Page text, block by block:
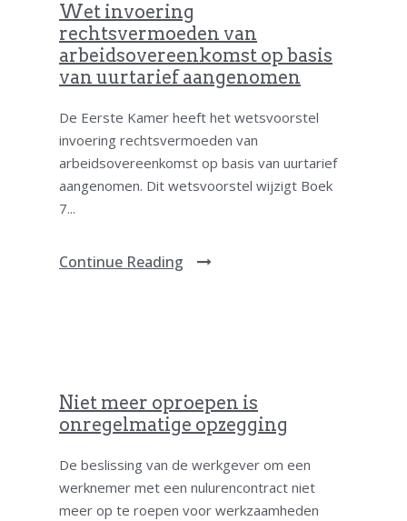
Wet invoering
rechtsvermoeden van
arbeidsovereenkomst op basis
van uurtarief aangenomen
De Eerste Kamer heeft het wetsvoorstel
invoering rechtsvermoeden van
arbeidsovereenkomst op basis van uurtarief
aangenomen. Dit wetsvoorstel wijzigt Boek
7...
Continue Reading
Niet meer oproepen is
onregelmatige opzegging
De beslissing van de werkgever om een
werknemer met een nulurencontract niet
meer op te roepen voor werkzaamheden